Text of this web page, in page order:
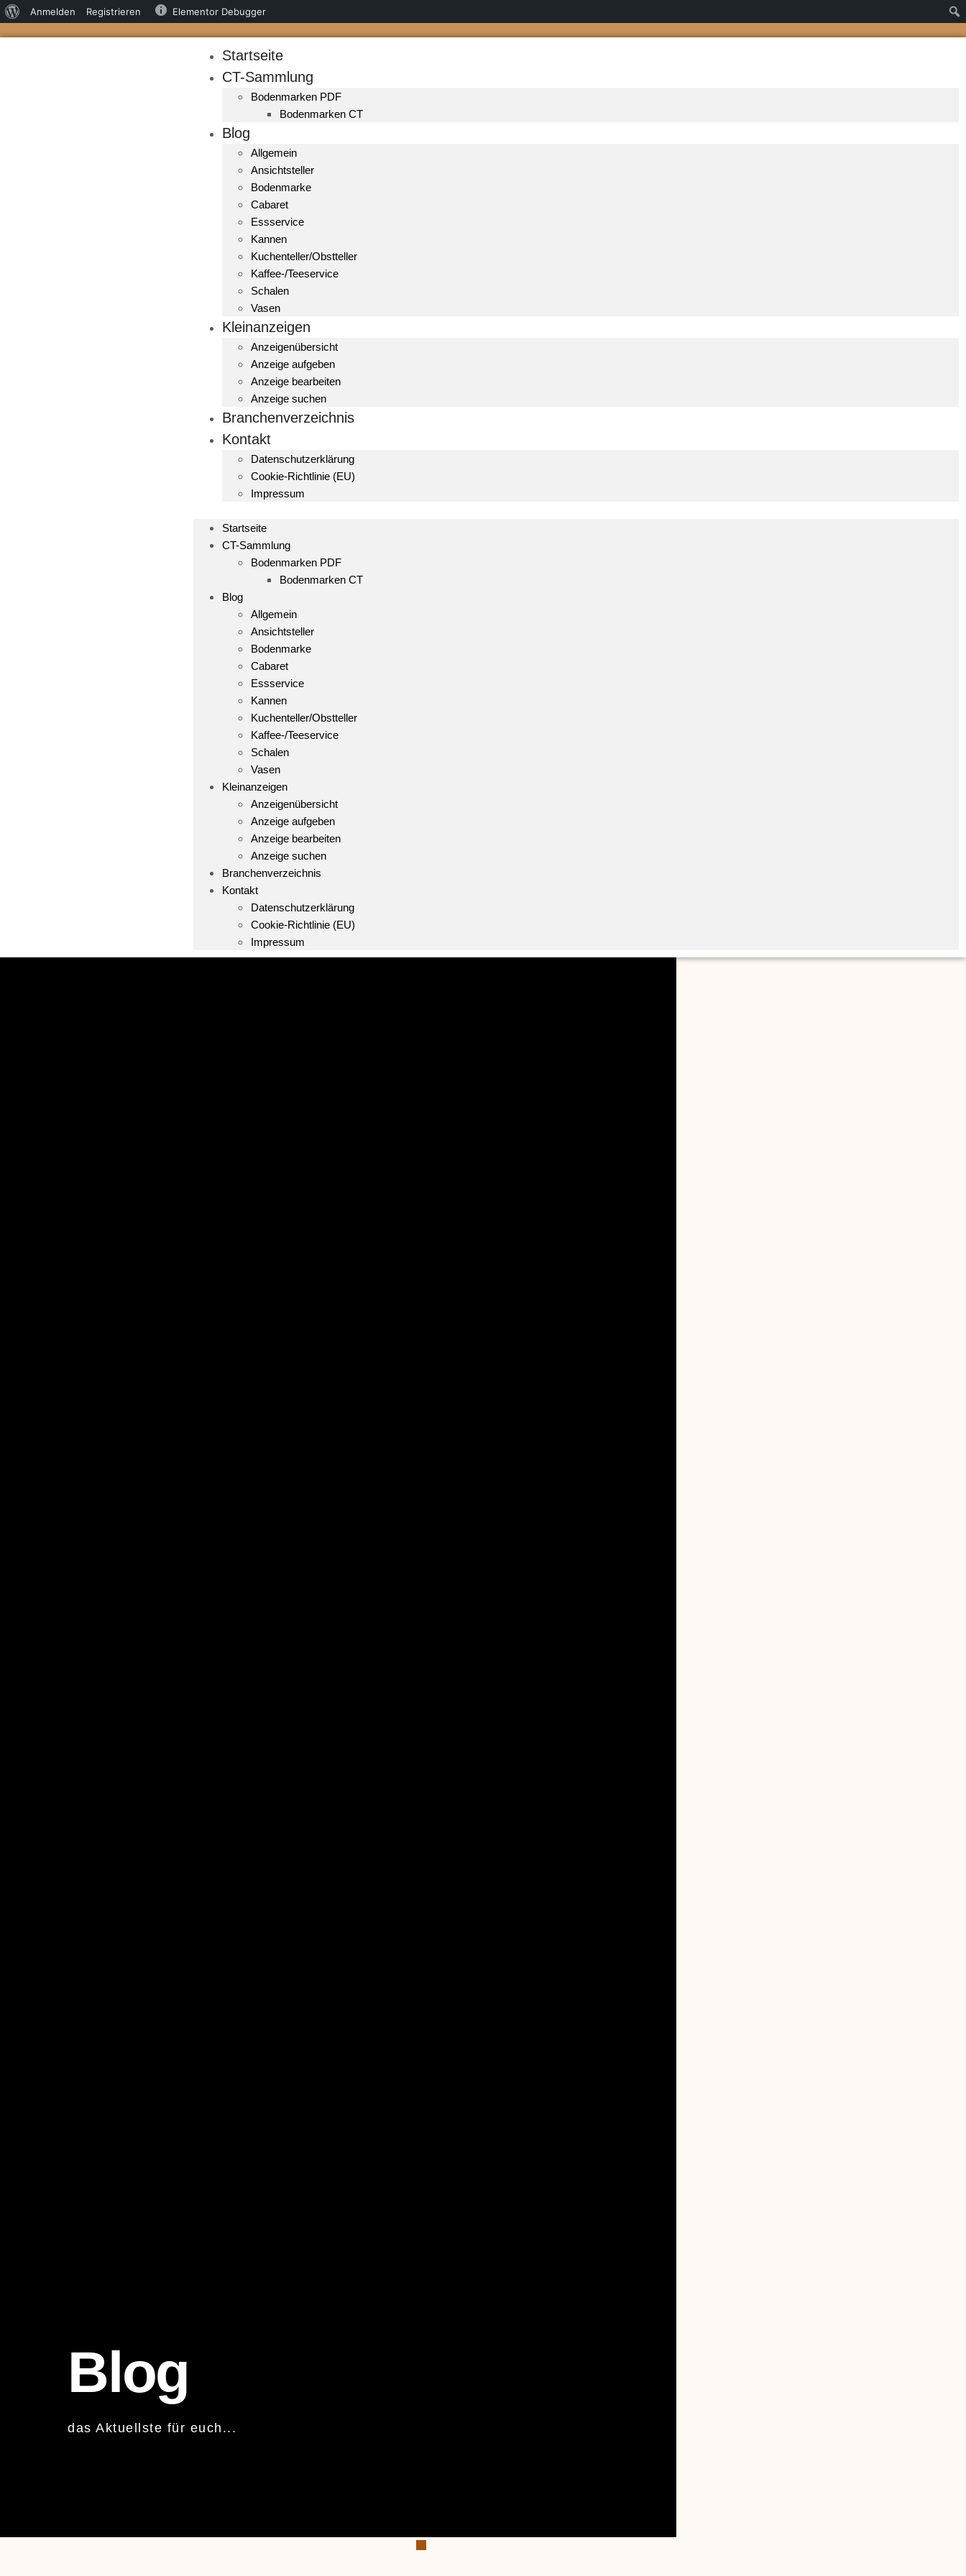
Anmelden Registrieren Elementor Debugger
Startseite
CT-Sammlung
Bodenmarken PDF
Bodenmarken CT
Blog
Allgemein
Ansichtsteller
Bodenmarke
Cabaret
Essservice
Kannen
Kuchenteller/Obstteller
Kaffee-/Teeservice
Schalen
Vasen
Kleinanzeigen
Anzeigenübersicht
Anzeige aufgeben
Anzeige bearbeiten
Anzeige suchen
Branchenverzeichnis
Kontakt
Datenschutzerklärung
Cookie-Richtlinie (EU)
Impressum
Startseite
CT-Sammlung
Bodenmarken PDF
Bodenmarken CT
Blog
Allgemein
Ansichtsteller
Bodenmarke
Cabaret
Essservice
Kannen
Kuchenteller/Obstteller
Kaffee-/Teeservice
Schalen
Vasen
Kleinanzeigen
Anzeigenübersicht
Anzeige aufgeben
Anzeige bearbeiten
Anzeige suchen
Branchenverzeichnis
Kontakt
Datenschutzerklärung
Cookie-Richtlinie (EU)
Impressum
Blog
das Aktuellste für euch...